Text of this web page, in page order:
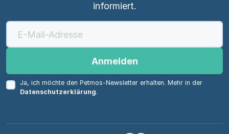
informiert.
Anmelden
Ja, ich möchte den Petmos-Newsletter erhalten. Mehr in der
Datenschutzerklärung.